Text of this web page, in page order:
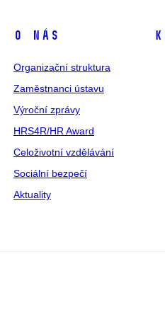
O nás
Organizační struktura
Zaměstnanci ústavu
Výroční zprávy
HRS4R/HR Award
Celoživotní vzdělávání
Sociální bezpečí
Aktuality